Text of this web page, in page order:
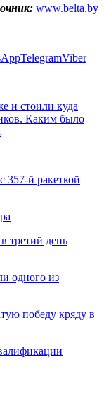
www.belta.by
TelegramViber
и стоили куда
Каким было
357-й ракеткой
третий день
одного из
победу кряду в